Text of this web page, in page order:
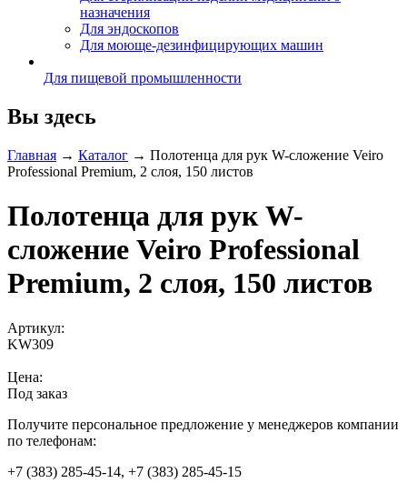
назначения
Для эндоскопов
Для моюще-дезинфицирующих машин
Для пищевой промышленности
Вы здесь
Главная → Каталог → Полотенца для рук W-сложение Veiro
Professional Premium, 2 слоя, 150 листов
Полотенца для рук W-
сложение Veiro Professional
Premium, 2 слоя, 150 листов
Артикул:
KW309
Цена:
Под заказ
Получите персональное предложение у менеджеров компании
по телефонам:
+7 (383) 285-45-14, +7 (383) 285-45-15